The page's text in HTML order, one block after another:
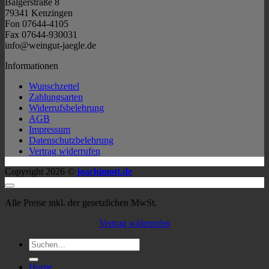
79341 Kenzingen
Fon 07644-4105
Fax 07644-930031
info@weingut-jaegle.de
Informationen
Wunschzettel
Zahlungsarten
Widerrufsbelehrung
AGB
Impressum
Datenschutzbelehrung
Vertrag widerrufen
Copyright 2026 © joachimott.de
Alle Preise inkl. der gesetzlichen MwSt.
Vertrag widerrufen
Suchen
nach:
Home